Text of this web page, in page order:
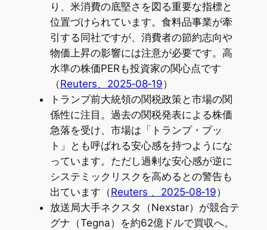
り、米消費の底堅さを図る重要な指標と
位置づけられています。食料品事業が牽
引する同社ですが、消費者の節約志向や
物価上昇の影響には注意が必要です。高
水準の株価PERも投資家の関心点です
（Reuters、2025‑08‑19）
トランプ前大統領の関税政策と市場の関
係性に注目。過去の関税発表による株価
急落を受け、市場は「トランプ・プッ
ト」とも呼ばれる安心感を持つようにな
っています。ただし過剰な安心感が逆に
システミックリスクを高めるとの警告も
出ています（Reuters 、2025‑08‑19）
放送局大手ネクスタ（Nexstar）が競合テ
グナ（Tegna）を約62億ドルで買収へ。